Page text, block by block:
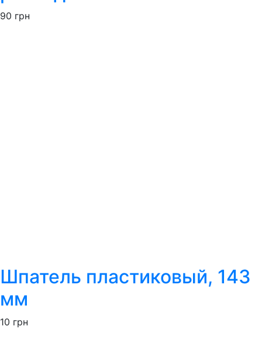
90 грн
Шпатель пластиковый, 143
мм
10 грн